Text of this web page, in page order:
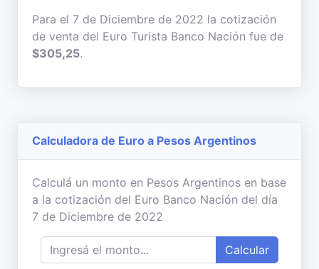
Para el 7 de Diciembre de 2022 la cotización
de venta del Euro Turista Banco Nación fue de
$305,25.
Calculadora de Euro a Pesos Argentinos
Calculá un monto en Pesos Argentinos en base
a la cotización del Euro Banco Nación del día
7 de Diciembre de 2022
Calcular